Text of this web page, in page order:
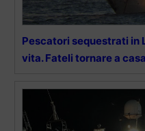
Pescatori sequestrati in
vita. Fateli tornare a